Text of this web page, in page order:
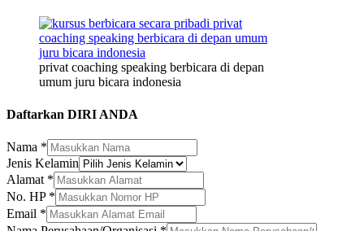
privat coaching speaking berbicara di depan
umum juru bicara indonesia
Daftarkan DIRI ANDA
Nama *
Jenis Kelamin
Alamat *
No. HP *
Email *